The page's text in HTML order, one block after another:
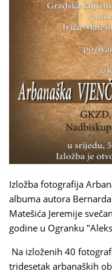
Izložba fotografija
albuma autora
Matešića Jeremije
godine u Ogranku
Na izloženih 40
tridesetak arbanaških